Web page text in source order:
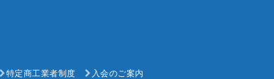
特定商工業者制度 入会のご案内